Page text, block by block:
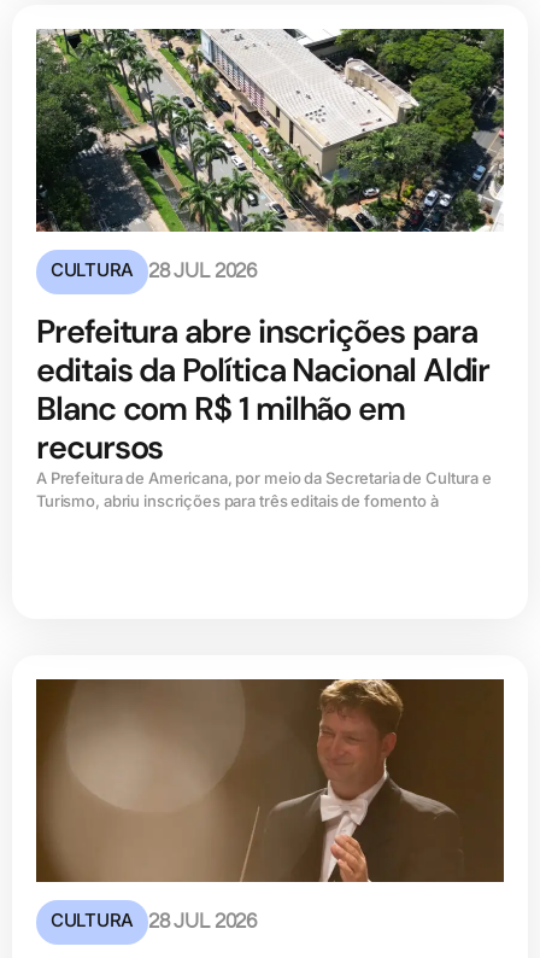
CULTURA 28 JUL 2026
Prefeitura abre inscrições para
editais da Política Nacional Aldir
Blanc com R$ 1 milhão em
recursos
A Prefeitura de Americana, por meio da Secretaria de Cultura e
Turismo, abriu inscrições para três editais de fomento à
CULTURA 28 JUL 2026